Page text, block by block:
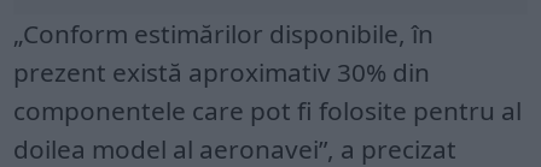
„Conform estimărilor disponibile, în
prezent există aproximativ 30% din
componentele care pot fi folosite pentru al
doilea model al aeronavei”, a precizat